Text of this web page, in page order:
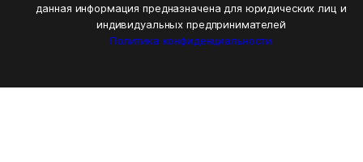
данная информация предназначена для юридических лиц и
индивидуальных предпринимателей
Политика конфиденциальности